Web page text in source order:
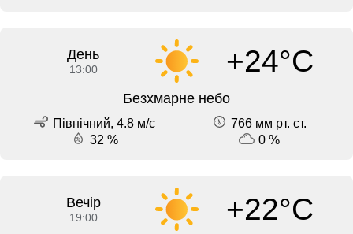
День
13:00 +24°C
Безхмарне небо
Північний, 4.8 м/с
766 мм рт. ст.
32 %
0 %
Вечір
19:00 +22°C